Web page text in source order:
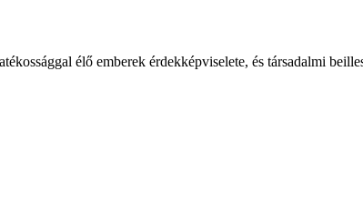
élő emberek érdekképviselete, és társadalmi